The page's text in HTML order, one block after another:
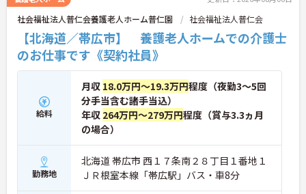
社会福祉法人普仁会養護老人ホーム普仁園 社会福祉法人普仁会
【北海道／帯広市】 養護老人ホームでの介護士
のお仕事です《契約社員》
給料
月収 18.0万円～19.3万円程度（夜勤3～5回
分手当含む諸手当込）
年収 264万円～279万円程度（賞与3.3ヵ月
の場合）
勤務地
北海道 帯広市 西１７条南２８丁目１番地１
ＪＲ根室本線「帯広駅」バス・車8分